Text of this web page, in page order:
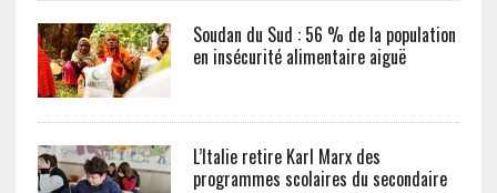
Soudan du Sud : 56 % de la population
en insécurité alimentaire aiguë
L’Italie retire Karl Marx des
programmes scolaires du secondaire